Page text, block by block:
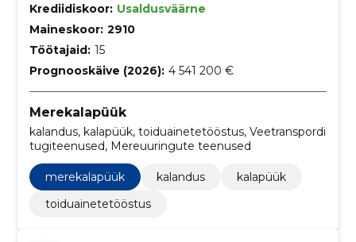
Krediidiskoor: Usaldusväärne
Maineskoor: 2910
Töötajaid: 15
Prognooskäive (2026): 4 541 200 €
Merekalapüük
kalandus, kalapüük, toiduainetetööstus, Veetranspordi
tugiteenused, Mereuuringute teenused
merekalapüük kalandus
kalapüük
toiduainetetööstus